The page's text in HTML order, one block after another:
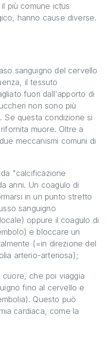
più comune ictus
hanno cause diverse.
sanguigno del cervello
il tessuto
fuori dall'apporto di
non sono più
Se questa condizione si
muore. Oltre a
meccanismi comuni di
"calcificazione
anni. Un coagulo di
in un punto stretto
sanguigno
oppure il coagulo di
e bloccare un
(=in direzione del
arterio-arteriosa);
che poi viaggia
fino al cervello e
Questo può
cardiaca, come la